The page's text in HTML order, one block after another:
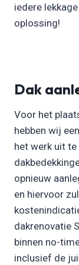
iedere
oplossing!
Dak
Voor het
hebben wij
het werk uit
opnieuw
en hiervoor
dakrenovatie
binnen no-
inclusief de